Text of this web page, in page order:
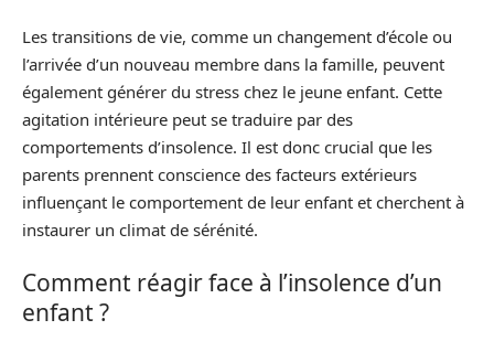
Les transitions de vie, comme un changement d’école ou
l’arrivée d’un nouveau membre dans la famille, peuvent
également générer du stress chez le jeune enfant. Cette
agitation intérieure peut se traduire par des
comportements d’insolence. Il est donc crucial que les
parents prennent conscience des facteurs extérieurs
influençant le comportement de leur enfant et cherchent à
instaurer un climat de sérénité.
Comment réagir face à l’insolence d’un
enfant ?